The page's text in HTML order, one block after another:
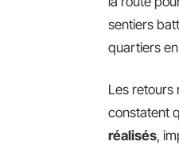
sentiers
quartiers
Les retours
constatent
réalisés,